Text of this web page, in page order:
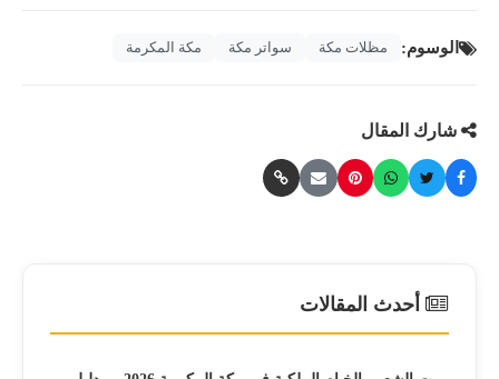
الوسوم: مظلات مكة سواتر مكة مكة المكرمة
شارك المقال
أحدث المقالات